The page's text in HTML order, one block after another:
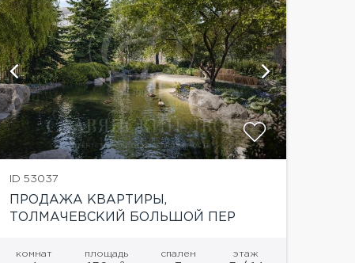
ID 53037
ПРОДАЖА КВАРТИРЫ,
ТОЛМАЧЕВСКИЙ БОЛЬШОЙ ПЕР
комнат площадь спален этаж